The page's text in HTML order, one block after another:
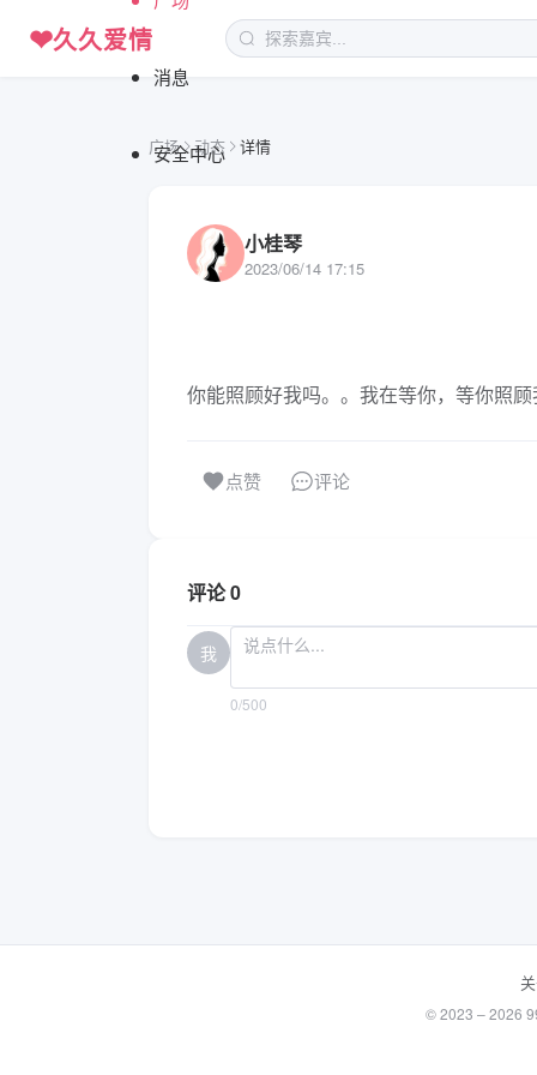
❤久久爱情
消息
安全中心
广场 动态 详情
小桂琴
2023/06/14 17:15
你能照顾好我吗。。我在等你，等你照顾
点赞 评论
评论 0
我
0/500
© 2023 – 2026